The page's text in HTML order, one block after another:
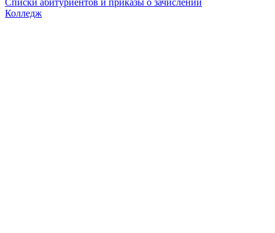
Списки абитуриентов и приказы о зачислении
Колледж